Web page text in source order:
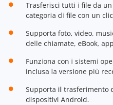
Trasferisci tutti i file da
categoria di file con un
Supporta foto, video,
delle chiamate, eBook,
Funziona con i sistemi
inclusa la versione più
Supporta il trasferimento
dispositivi Android.